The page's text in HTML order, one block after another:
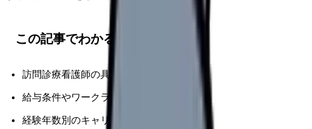
この記事でわかること
訪問診療看護師の具体的な仕事内容と特徴
給与条件やワークライフバランスの指標
経験年数別のキャリアパスと成長の機会